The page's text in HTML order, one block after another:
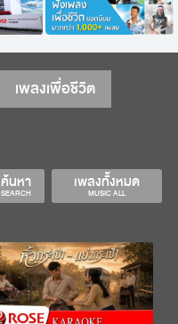
เพลงเพื่อชีวิต
เพลงทั้งหมด
MUSIC ALL
ค้นหา
SEARCH